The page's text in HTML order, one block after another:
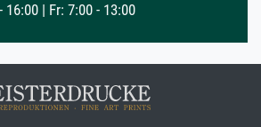
16:00 | Fr: 7:00 - 13:00